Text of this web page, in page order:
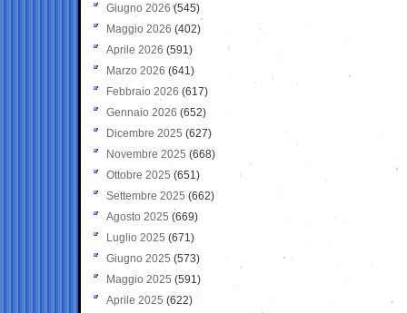
Giugno 2026 (545)
Maggio 2026 (402)
Aprile 2026 (591)
Marzo 2026 (641)
Febbraio 2026 (617)
Gennaio 2026 (652)
Dicembre 2025 (627)
Novembre 2025 (668)
Ottobre 2025 (651)
Settembre 2025 (662)
Agosto 2025 (669)
Luglio 2025 (671)
Giugno 2025 (573)
Maggio 2025 (591)
Aprile 2025 (622)